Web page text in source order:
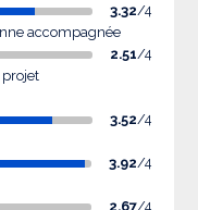
3.32/4
accompagnée
2.51/4
3.52/4
3.92/4
2.67/4